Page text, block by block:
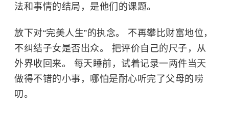
法和事情的结局，是他们的课题。
放下对“完美人生”的执念。 不再攀比财富地位，
不纠结子女是否出众。 把评价自己的尺子，从
外界收回来。 每天睡前，试着记录一两件当天
做得不错的小事，哪怕是耐心听完了父母的唠
叨。